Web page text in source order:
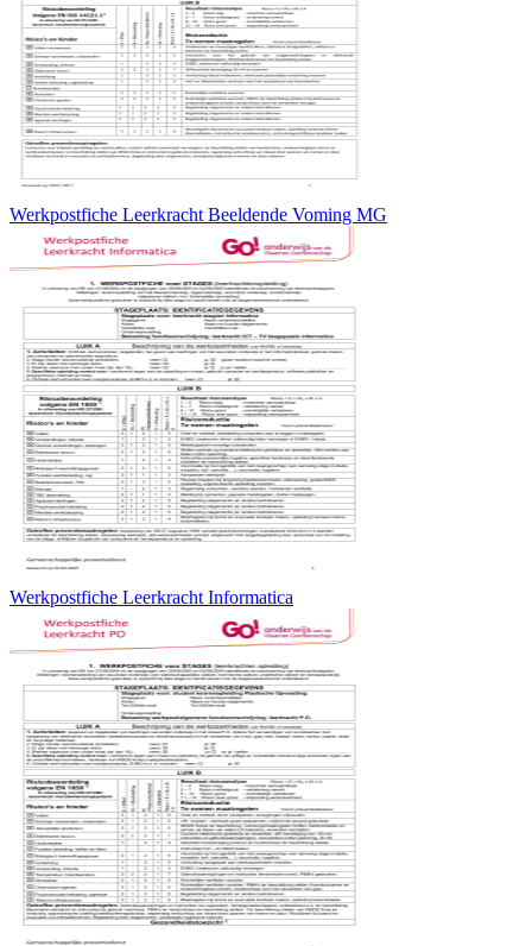
Werkpostfiche Leerkracht Beeldende Voming MG
Werkpostfiche Leerkracht Informatica